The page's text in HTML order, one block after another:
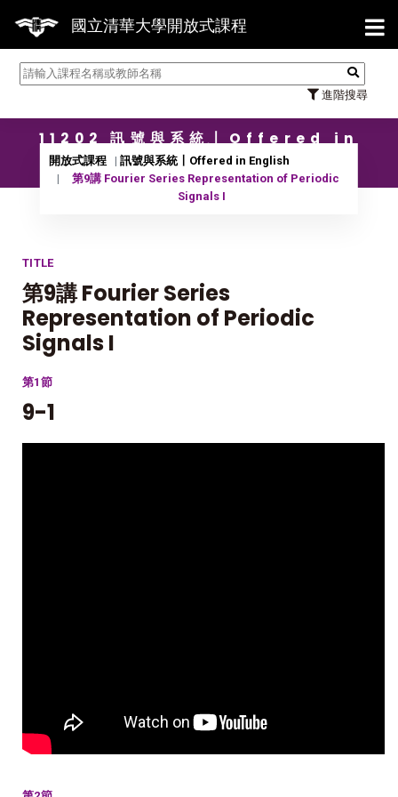
國立清華大學開放式課程
進階搜尋
【
11202 訊號與系統〡Offered in
English
開放式課程
訊號與系統〡Offered in English
第9講 Fourier Series Representation of Periodic
Signals I
TITLE
第9講 Fourier Series
Representation of Periodic
Signals I
第1節
9-1